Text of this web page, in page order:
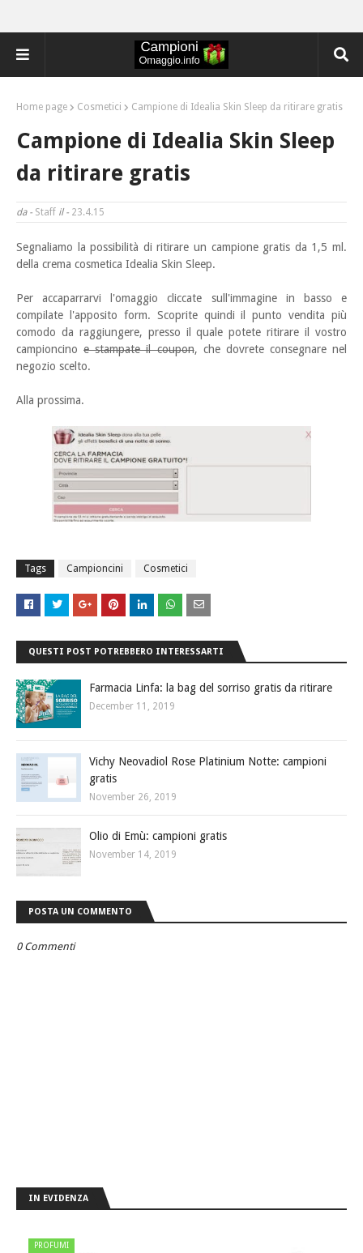
Home page Cosmetici Campione di Idealia Skin Sleep da ritirare gratis
Campione di Idealia Skin Sleep
da ritirare gratis
da - Staff il - 23.4.15
Segnaliamo la possibilità di ritirare un campione gratis da 1,5 ml.
della crema cosmetica Idealia Skin Sleep.
Per accaparrarvi l'omaggio cliccate sull'immagine in basso e
compilate l'apposito form. Scoprite quindi il punto vendita più
comodo da raggiungere, presso il quale potete ritirare il vostro
campioncinoe stampate il coupon, che dovrete consegnare nel
negozio scelto.
Alla prossima.
Tags Campioncini Cosmetici
QUESTI POST POTREBBERO INTERESSARTI
Farmacia Linfa: la bag del sorriso gratis da ritirare
December 11, 2019
Vichy Neovadiol Rose Platinium Notte: campioni
gratis
November 26, 2019
Olio di Emù: campioni gratis
November 14, 2019
POSTA UN COMMENTO
0 Commenti
IN EVIDENZA
PROFUMI